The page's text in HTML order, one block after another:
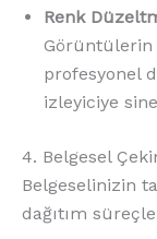
Renk
profesyonel
izleyiciye
4. Belgesel
Belgeselinizin
dağıtım